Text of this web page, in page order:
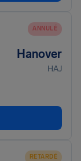
ANNULÉ
Hanover
HAJ
RETARDÉ